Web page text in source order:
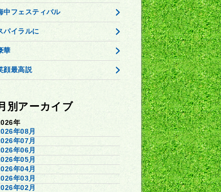
中フェスティバル
パイラルに
華
顔最高説
別アーカイブ
年
年08月
年07月
年06月
年05月
年04月
年03月
年02月